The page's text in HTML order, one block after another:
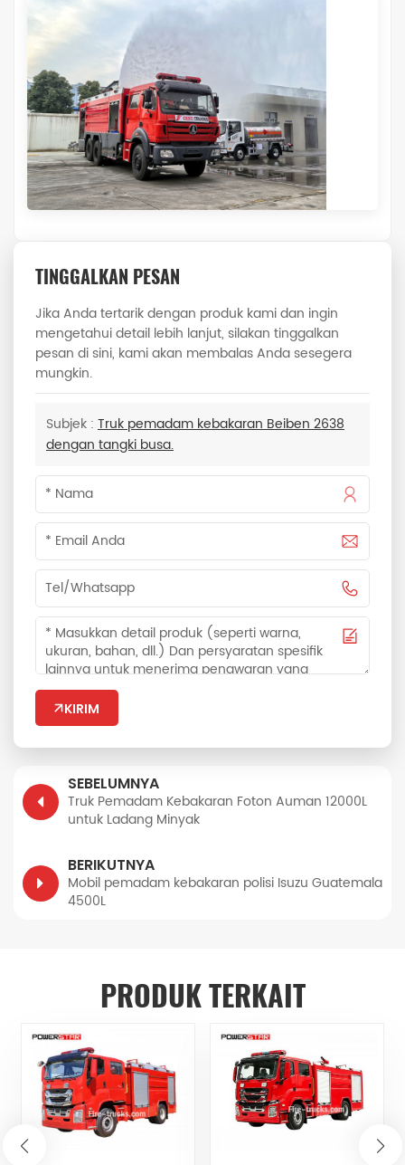
TINGGALKAN PESAN
Jika Anda tertarik dengan produk kami dan ingin
mengetahui detail lebih lanjut, silakan tinggalkan
pesan di sini, kami akan membalas Anda sesegera
mungkin.
Subjek : Truk pemadam kebakaran Beiben 2638
dengan tangki busa.
KIRIM
SEBELUMNYA
Truk Pemadam Kebakaran Foton Auman 12000L
untuk Ladang Minyak
BERIKUTNYA
Mobil pemadam kebakaran polisi Isuzu Guatemala
4500L
PRODUK TERKAIT